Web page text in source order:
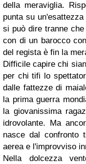
della meraviglia.
punta su
si può dire tranne
con di un barocco
del regista è fin la
Difficile capire chi
per chi tifi lo
dalle fattezze di
la prima guerra
la giovanissima
idrovolante. Ma
nasce dal confronto
aerea e l'improvviso
Nella dolcezza